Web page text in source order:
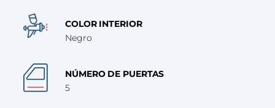
COLOR INTERIOR
Negro
NÚMERO DE PUERTAS
5